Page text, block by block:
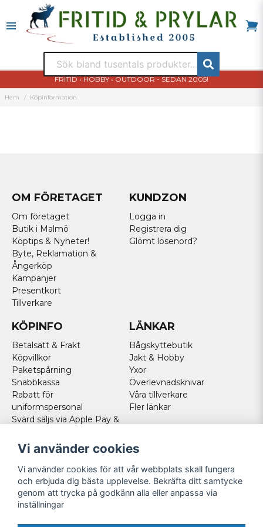
FRITID • HOBBY • OUTDOOR - SEDAN 2005!
Hem Köpinformation
OM FÖRETAGET
Om företaget
Butik i Malmö
Köptips & Nyheter!
Byte, Reklamation &
Ångerköp
Kampanjer
Presentkort
Tillverkare
KUNDZON
Logga in
Registrera dig
Glömt lösenord?
KÖPINFO
Betalsätt & Frakt
Köpvillkor
Paketspårning
Snabbkassa
Rabatt för
uniformspersonal
Svärd säljs via Apple Pay &
Norska kunder
Cookies
LÄNKAR
Bågskyttebutik
Jakt & Hobby
Yxor
Överlevnadsknivar
Våra tillverkare
Fler länkar
FÖLJ OSS
Facebook
Instagram
Vi använder cookies
Vi använder cookies för att vår webbplats skall fungera
och erbjuda dig bästa upplevelse. Bekräfta ditt samtycke
genom att trycka på godkänn alla eller anpassa via
inställningar